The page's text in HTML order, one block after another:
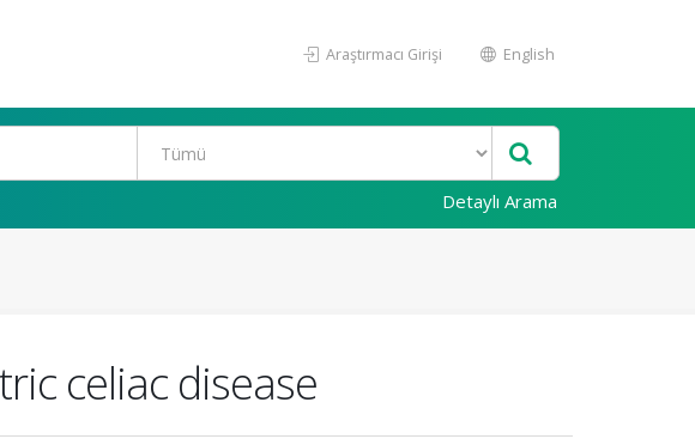
Araştırmacı Girişi English
Detaylı Arama
celiac disease